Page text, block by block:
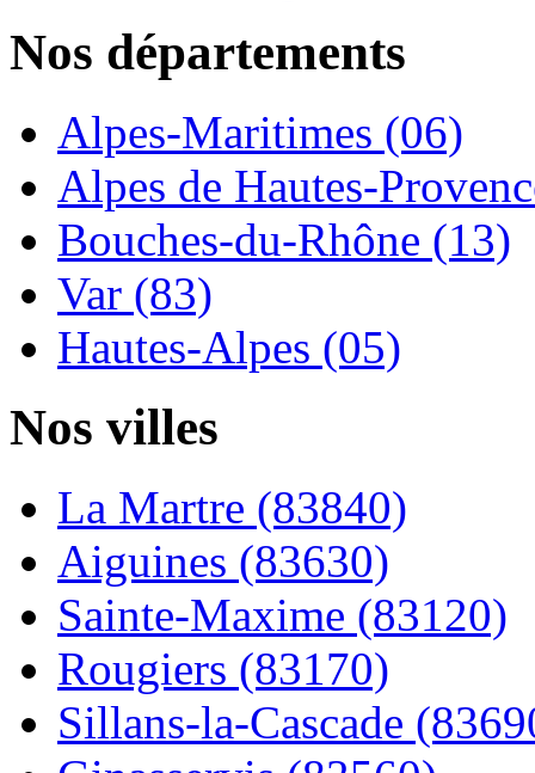
Nos départements
Alpes-Maritimes (06)
Alpes de Hautes-
Bouches-du-Rhône (13)
Var (83)
Hautes-Alpes (05)
Nos villes
La Martre (83840)
Aiguines (83630)
Sainte-Maxime (83120)
Rougiers (83170)
Sillans-la-Cascade